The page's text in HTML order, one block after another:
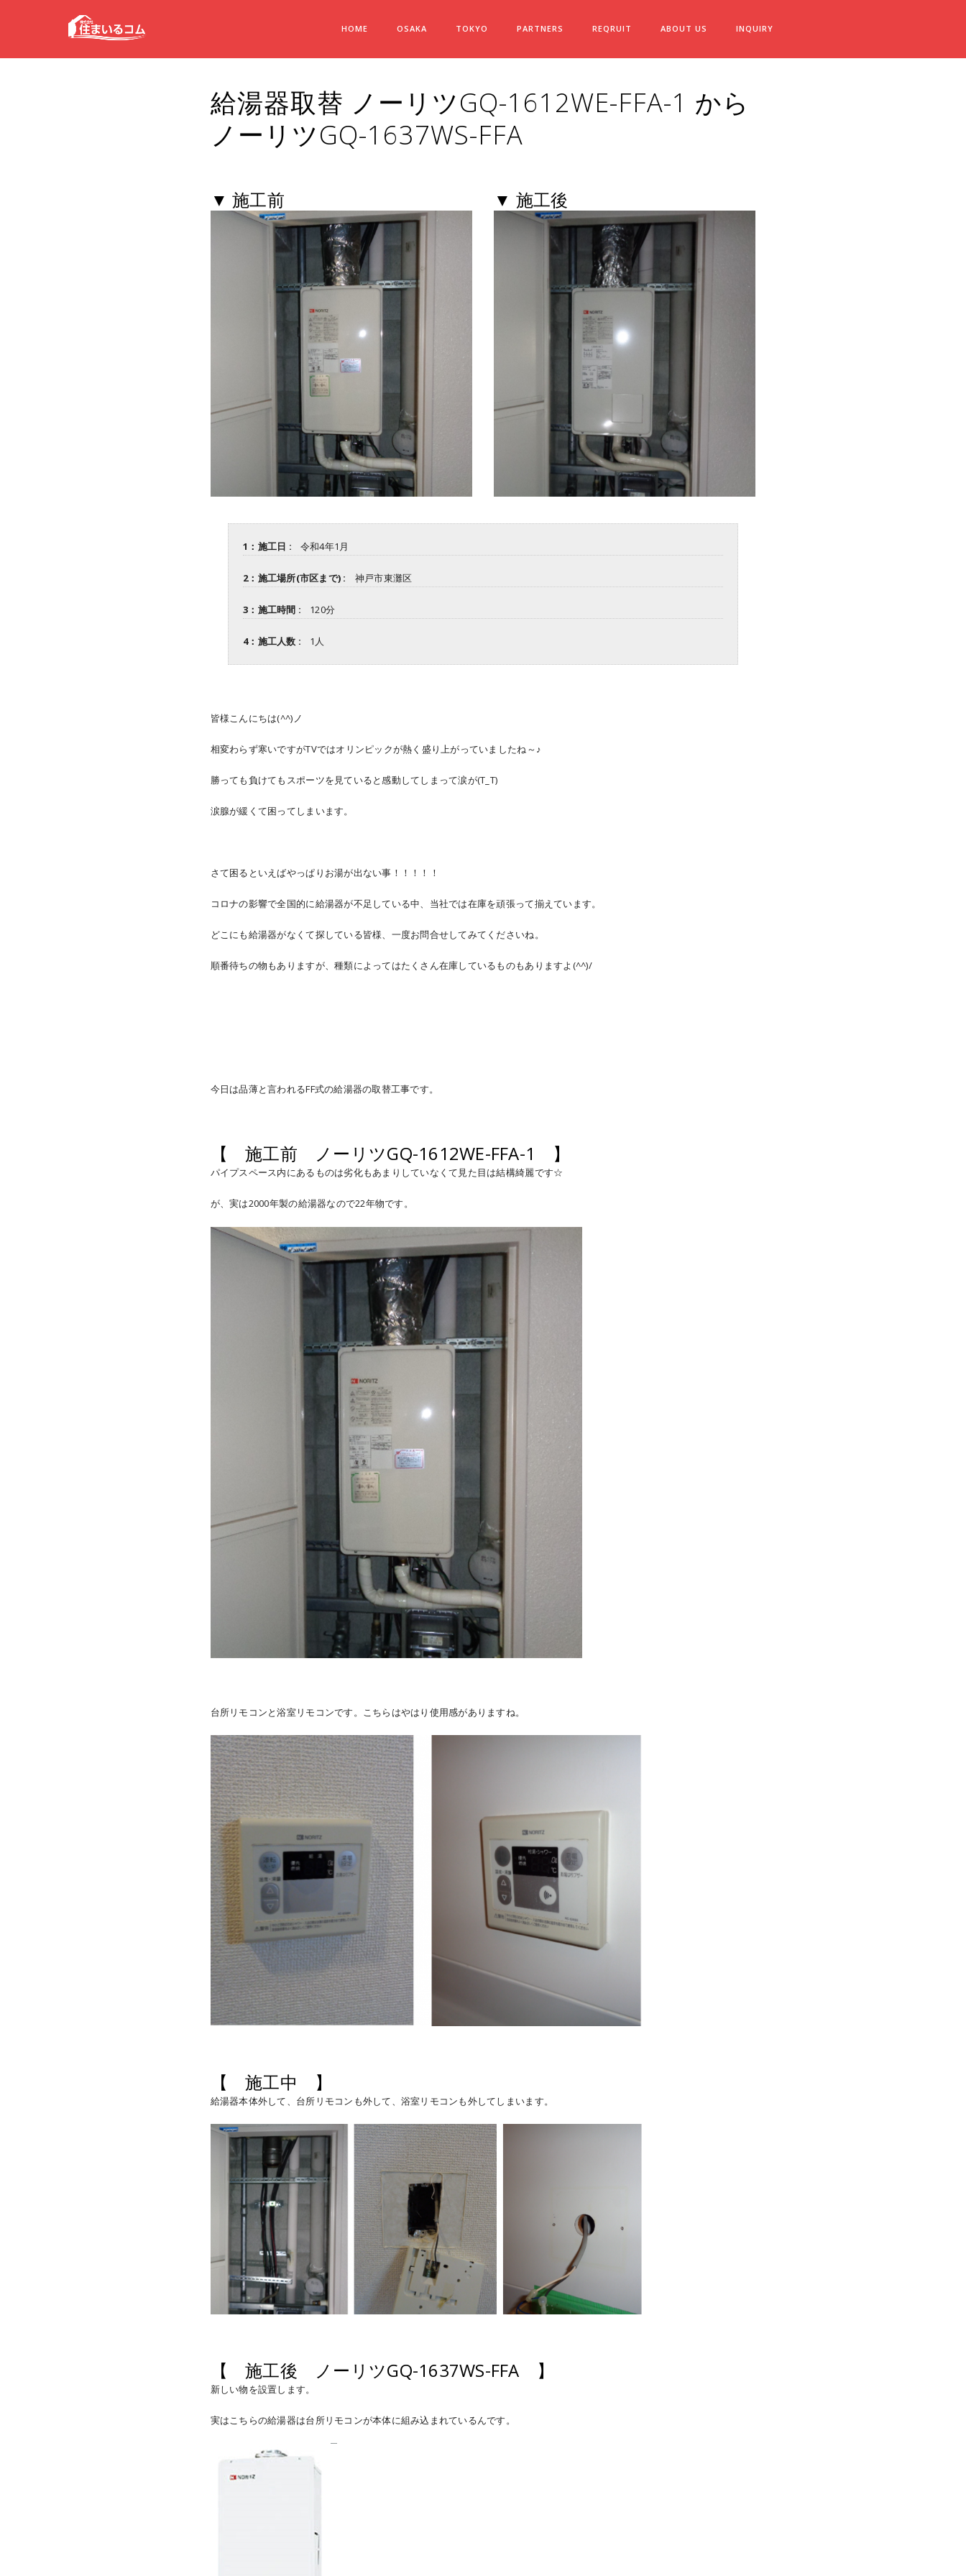
HOME OSAKA TOKYO PARTNERS REQRUIT ABOUT US INQUIRY
給湯器取替 ノーリツGQ-1612WE-FFA-1 から
ノーリツGQ-1637WS-FFA
▼ 施工前 ▼ 施工後
1：施工日 : 令和4年1月
2：施工場所(市区まで) : 神戸市東灘区
3：施工時間 : 120分
4：施工人数 : 1人
皆様こんにちは(^^)ノ
相変わらず寒いですがTVではオリンピックが熱く盛り上がっていましたね～♪
勝っても負けてもスポーツを見ていると感動してしまって涙が(T_T)
涙腺が緩くて困ってしまいます。
さて困るといえばやっぱりお湯が出ない事！！！！！
コロナの影響で全国的に給湯器が不足している中、当社では在庫を頑張って揃えています。
どこにも給湯器がなくて探している皆様、一度お問合せしてみてくださいね。
順番待ちの物もありますが、種類によってはたくさん在庫しているものもありますよ(^^)/
今日は品薄と言われるFF式の給湯器の取替工事です。
【 施工前 ノーリツGQ-1612WE-FFA-1 】
パイプスペース内にあるものは劣化もあまりしていなくて見た目は結構綺麗です☆
が、実は2000年製の給湯器なので22年物です。
台所リモコンと浴室リモコンです。こちらはやはり使用感がありますね。
【 施工中 】
給湯器本体外して、台所リモコンも外して、浴室リモコンも外してしまいます。
【 施工後 ノーリツGQ-1637WS-FFA 】
新しい物を設置します。
実はこちらの給湯器は台所リモコンが本体に組み込まれているんです。